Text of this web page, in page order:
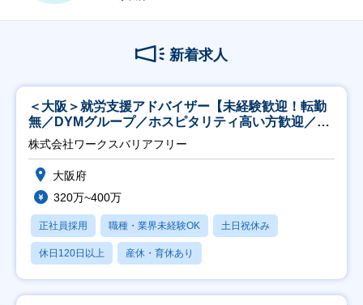
新着求人
＜大阪＞就労支援アドバイザー【未経験歓迎！転勤
無／DYMグループ／ホスピタリティ高い方歓迎／土
日祝】
株式会社ワークスバリアフリー
大阪府
320万~400万
正社員採用 職種・業界未経験OK 土日祝休み
休日120日以上 産休・育休あり